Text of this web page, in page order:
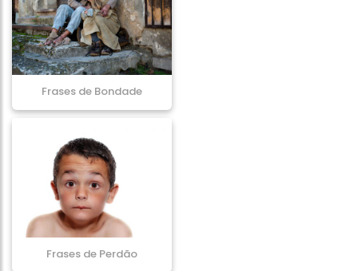
Frases de Bondade
Frases de Perdão